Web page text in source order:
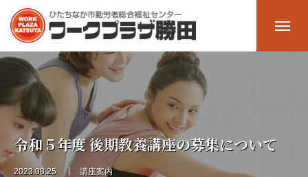
ホーム
施設一覧
多目的ホール
令和５年度 後期教養講座の募集について
2023.08.25 講座案内